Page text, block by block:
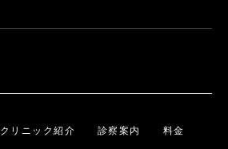
クリニック紹介 診察案内 料金